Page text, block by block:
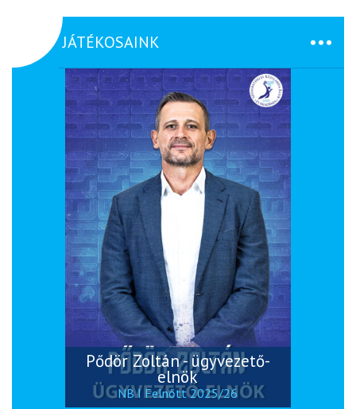
JÁTÉKOSAINK
Pődör Zoltán - ügyvezető-
elnök
NB I Felnőtt 2025/26